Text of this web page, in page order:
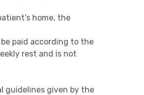
home, the
paid according to the
rest and is not
guidelines given by the